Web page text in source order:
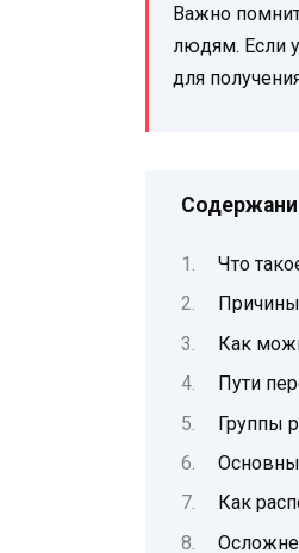
Важно
людям. Если
для
Что
Как
Пути
Группы
Как